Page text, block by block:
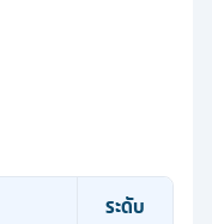
ระดับ